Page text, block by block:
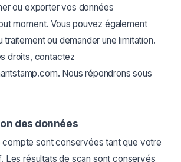
ou exporter vos données
moment. Vous pouvez également
traitement ou demander une limitation.
droits, contactez
Nous répondrons sous
des données
compte sont conservées tant que votre
Les résultats de scan sont conservés